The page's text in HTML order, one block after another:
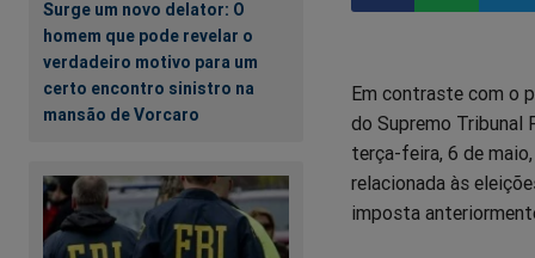
Surge um novo delator: O
homem que pode revelar o
verdadeiro motivo para um
certo encontro sinistro na
mansão de Vorcaro
no
Facebook
no
Whatsapp
no
Em contraste com o
do Supremo Tribunal
terça-feira, 6 de
relacionada às
imposta